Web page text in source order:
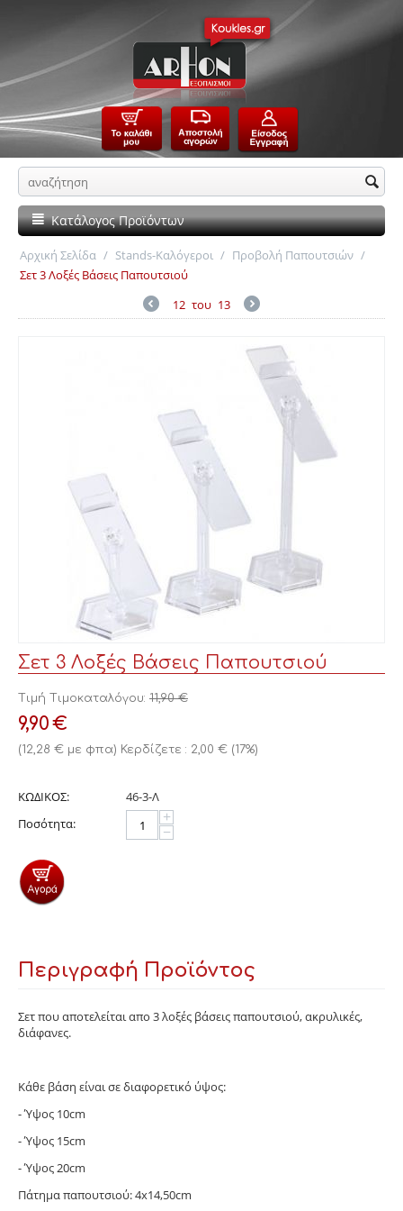
Κατάλογος Προϊόντων
Αρχική Σελίδα / Stands-Καλόγεροι / Προβολή Παπουτσιών /
Σετ 3 Λοξές Βάσεις Παπουτσιού
12 του 13
Σετ 3 Λοξές Βάσεις Παπουτσιού
Τιμή Τιμοκαταλόγου: 11,90 €
9,90€
(12,28 € με φπα) Κερδίζετε : 2,00 € (17%)
ΚΩΔΙΚΟΣ:
46-3-Λ
Ποσότητα:
+
−
Περιγραφή Προϊόντος
Σετ που αποτελείται απο 3 λοξές βάσεις παπουτσιού, ακρυλικές,
διάφανες.
Κάθε βάση είναι σε διαφορετικό ύψος:
- Ύψος 10cm
- Ύψος 15cm
- Ύψος 20cm
Πάτημα παπουτσιού: 4x14,50cm